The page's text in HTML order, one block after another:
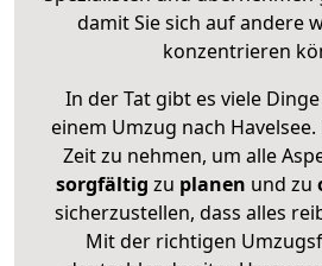
damit Sie sich auf andere
konzentrieren
In der Tat gibt es viele
einem Umzug nach
Zeit zu nehmen, um alle
sorgfältig zu planen und zu
sicherzustellen, dass alles
Mit der richtigen